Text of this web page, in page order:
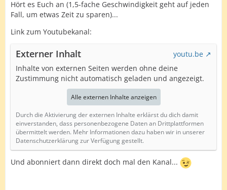
Hört es Euch an (1,5-fache Geschwindigkeit geht auf jeden
Fall, um etwas Zeit zu sparen)...
Link zum Youtubekanal:
Externer Inhalt
youtu.be
Inhalte von externen Seiten werden ohne deine
Zustimmung nicht automatisch geladen und angezeigt.
Alle externen Inhalte anzeigen
Durch die Aktivierung der externen Inhalte erklärst du dich damit
einverstanden, dass personenbezogene Daten an Drittplattformen
übermittelt werden. Mehr Informationen dazu haben wir in unserer
Datenschutzerklärung zur Verfügung gestellt.
Und abonniert dann direkt doch mal den Kanal...